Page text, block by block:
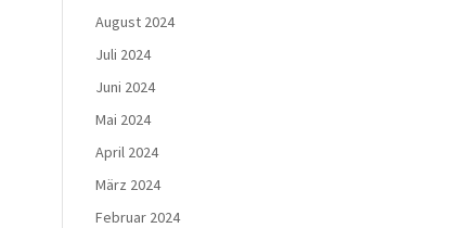
August 2024
Juli 2024
Juni 2024
Mai 2024
April 2024
März 2024
Februar 2024